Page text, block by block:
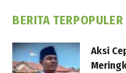
BERITA TERPOPULER
Aksi